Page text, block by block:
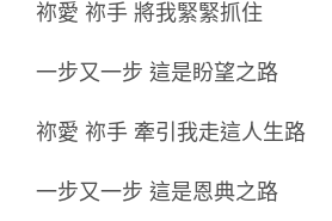
祢愛 祢手 將我緊緊抓住
一步又一步 這是盼望之路
祢愛 祢手 牽引我走這人生路
一步又一步 這是恩典之路